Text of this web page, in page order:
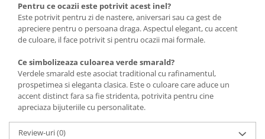
Pentru ce ocazii este potrivit acest inel?
Este potrivit pentru zi de nastere, aniversari sau ca gest de
apreciere pentru o persoana draga. Aspectul elegant, cu accent
de culoare, il face potrivit si pentru ocazii mai formale.
Ce simbolizeaza culoarea verde smarald?
Verdele smarald este asociat traditional cu rafinamentul,
prospetimea si eleganta clasica. Este o culoare care aduce un
accent distinct fara sa fie stridenta, potrivita pentru cine
apreciaza bijuteriile cu personalitate.
Review-uri(0)